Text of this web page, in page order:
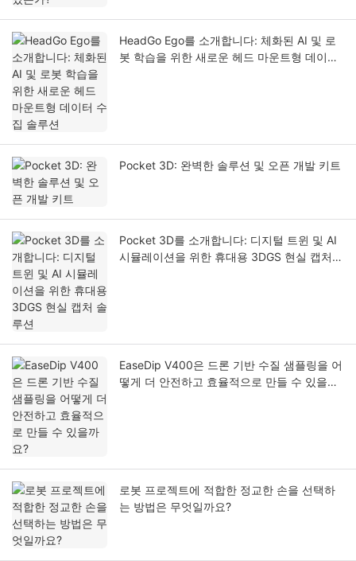
HeadGo Ego를 소개합니다: 체화된 AI 및 로
봇 학습을 위한 새로운 헤드 마운트형 데이터
Pocket 3D: 완벽한 솔루션 및 오픈 개발 키트
Pocket 3D를 소개합니다: 디지털 트윈 및 AI
시뮬레이션을 위한 휴대용 3DGS 현실 캡처
EaseDip V400은 드론 기반 수질 샘플링을 어
떻게 더 안전하고 효율적으로 만들 수 있을까
로봇 프로젝트에 적합한 정교한 손을 선택하
는 방법은 무엇일까요?